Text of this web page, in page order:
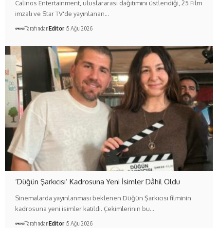
Calinos Entertainment, uluslararası dağıtımını üstlendiği, 25 Film
imzalı ve Star TV'de yayınlanan…
TarafındanEditör 5 Ağu 2026
‘Düğün Şarkıcısı’ Kadrosuna Yeni İsimler Dâhil Oldu
Sinemalarda yayınlanması beklenen Düğün Şarkıcısı filminin
kadrosuna yeni isimler katıldı. Çekimlerinin bu…
TarafındanEditör 5 Ağu 2026